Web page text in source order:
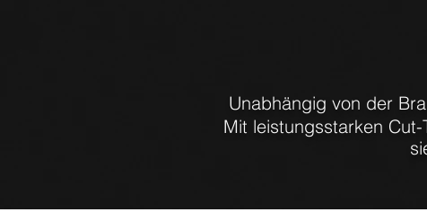
Unabhängig von der
Mit leistungsstarken